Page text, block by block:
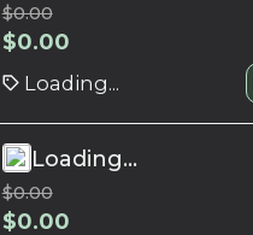
$0.00
$0.00
Loading...
Loading...
$0.00
$0.00